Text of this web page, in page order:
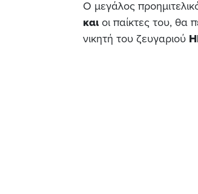
Ο μεγάλος
και οι παίκτες του, θα
νικητή του ζευγαριού